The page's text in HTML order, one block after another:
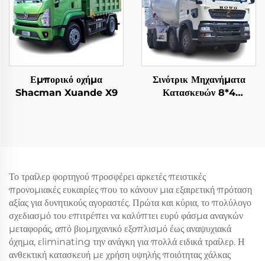
Εμπορικό οχήμα
Shacman Xuande X9
Σινότρικ Μηχανήματα
Κατασκευών 8*4
Το τραίλερ φορτηγού προσφέρει αρκετές πειστικές
προνομιακές ευκαιρίες που το κάνουν μια εξαιρετική πρόταση
αξίας για δυνητικούς αγοραστές. Πρώτα και κύρια, το πολύλογο
σχεδιασμό του επιτρέπει να καλύπτει ευρύ φάσμα αναγκών
μεταφοράς, από βιομηχανικό εξοπλισμό έως αναψυχιακά
όχημα, εliminating την ανάγκη για πολλά ειδικά τραίλερ. Η
ανθεκτική κατασκευή με χρήση υψηλής ποιότητας χάλκας